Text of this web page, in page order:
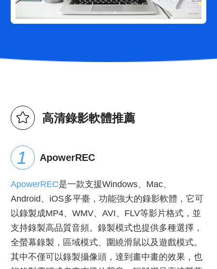
高清錄影軟體推薦
ApowerREC
ApowerREC是一款支援Windows、Mac、
Android、iOS多平臺，功能強大的錄影軟體，它可
以錄製成MP4、WMV、AVI、FLV等影片格式，並
支持錄製高品質音頻。錄製模式也提供多種選擇，
全螢幕錄製，區域模式、圍繞滑鼠以及遊戲模式。
其中不僅可以錄製攝像頭，達到畫中畫的效果，也